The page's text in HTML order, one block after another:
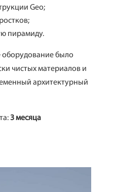
Geo;
пирамиду.
оборудование было
чистых материалов и
архитектурный
3 месяца